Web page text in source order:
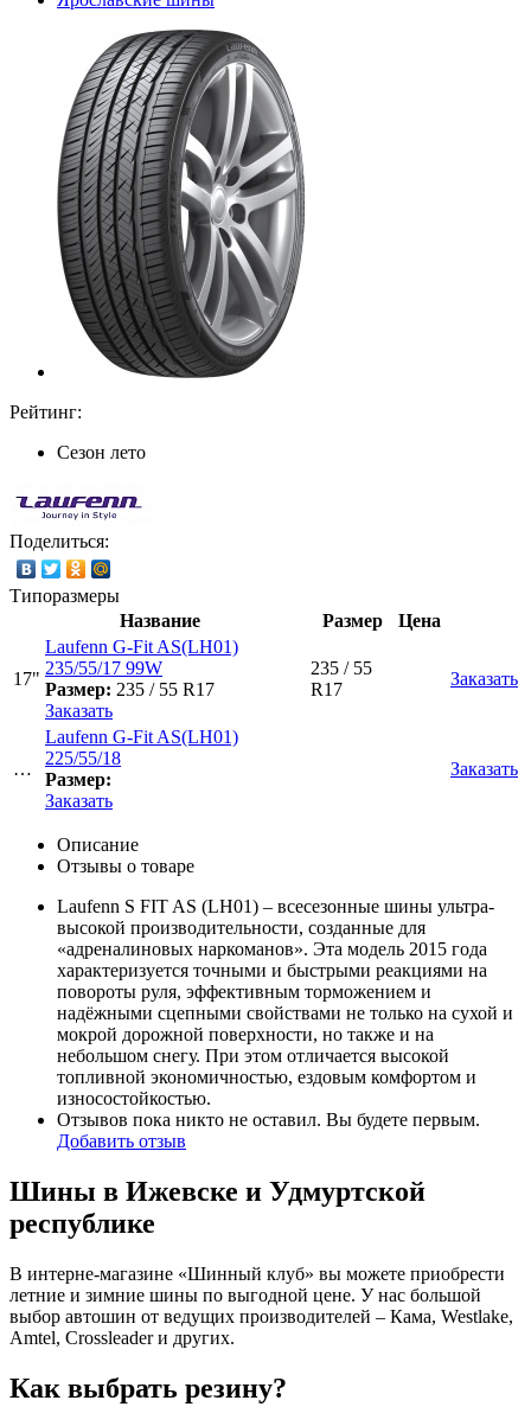
Рейтинг:
Сезон лето
Поделиться:
Типоразмеры
Название
Размер Цена
17"
Laufenn G-Fit AS(LH01)
235/55/17 99W
Размер: 235 / 55 R17
Заказать
235 / 55
R17
Заказать
…
Laufenn G-Fit AS(LH01)
225/55/18
Размер:
Заказать
Заказать
Описание
Отзывы о товаре
Laufenn S FIT AS (LH01) – всесезонные шины ультра-
высокой производительности, созданные для
«адреналиновых наркоманов». Эта модель 2015 года
характеризуется точными и быстрыми реакциями на
повороты руля, эффективным торможением и
надёжными сцепными свойствами не только на сухой и
мокрой дорожной поверхности, но также и на
небольшом снегу. При этом отличается высокой
топливной экономичностью, ездовым комфортом и
износостойкостью.
Отзывов пока никто не оставил. Вы будете первым.
Добавить отзыв
Шины в Ижевске и Удмуртской
республике
В интерне-магазине «Шинный клуб» вы можете приобрести
летние и зимние шины по выгодной цене. У нас большой
выбор автошин от ведущих производителей – Кама, Westlake,
Amtel, Crossleader и других.
Как выбрать резину?